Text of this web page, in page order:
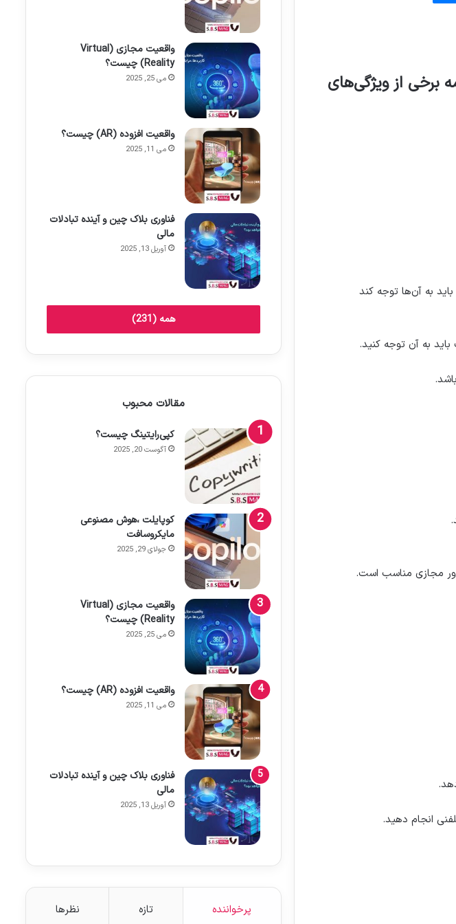
برخی از ویژگی‌های
به آن توجه کنید.
انجام دهید.
واقعیت مجازی (Virtual
Reality) چیست؟
می 25, 2025
واقعیت افزوده (AR) چیست؟
می 11, 2025
فناوری بلاک چین و آینده تبادلات
مالی
آوریل 13, 2025
همه (231)
مقالات محبوب
کپی‌رایتینگ چیست؟
آگوست 20, 2025
کوپایلت ،هوش مصنوعی
مایکروسافت
جولای 29, 2025
واقعیت مجازی (Virtual
Reality) چیست؟
می 25, 2025
واقعیت افزوده (AR) چیست؟
می 11, 2025
فناوری بلاک چین و آینده تبادلات
مالی
آوریل 13, 2025
پرخواننده تازه نظرها